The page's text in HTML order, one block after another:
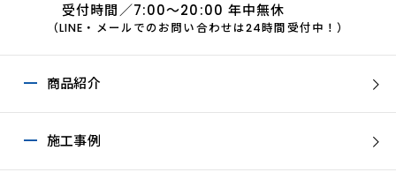
受付時間／7:00～20:00 年中無休
（LINE・メールでのお問い合わせは24時間受付中！）
商品紹介
施工事例